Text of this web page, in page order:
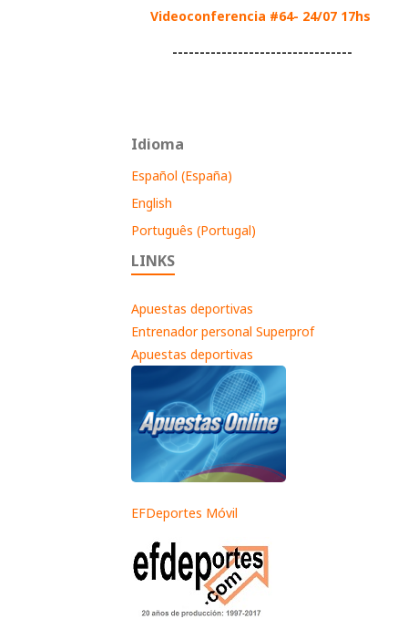
Videoconferencia #64- 24/07 17hs
---------------------------------
Idioma
Español (España)
English
Português (Portugal)
LINKS
Apuestas deportivas
Entrenador personal Superprof
Apuestas deportivas
EFDeportes Móvil